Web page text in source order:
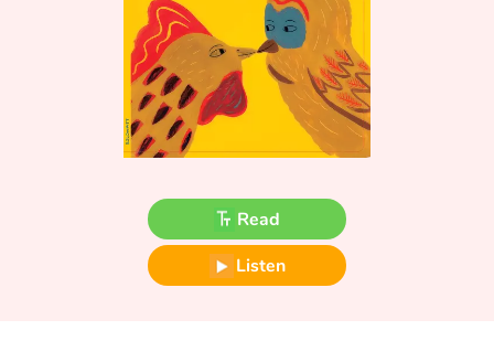
Tales and classics in french
Fable, myth, literature and poetry
Princesses and princes, kings, queens and dragons
Ogres, monsters and witches
Read
Listen